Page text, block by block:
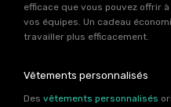
efficace que vous pouvez offrir
vos équipes. Un cadeau
travailler plus efficacement.
Vêtements personnalisés
Des vêtements personnalisés